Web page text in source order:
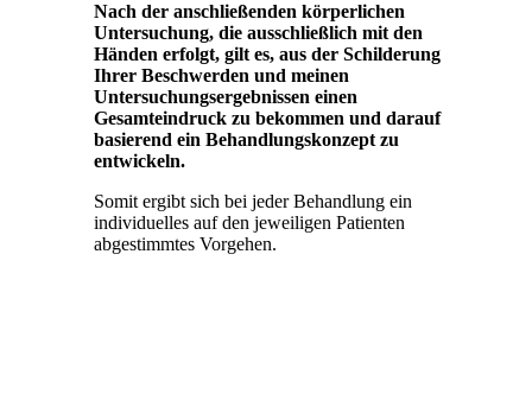
Nach der anschließenden körperlichen
Untersuchung, die ausschließlich mit den
Händen erfolgt, gilt es, aus der Schilderung
Ihrer Beschwerden und meinen
Untersuchungsergebnissen einen
Gesamteindruck zu bekommen und darauf
basierend ein Behandlungskonzept zu
entwickeln.
Somit ergibt sich bei jeder Behandlung ein
individuelles auf den jeweiligen Patienten
abgestimmtes Vorgehen.